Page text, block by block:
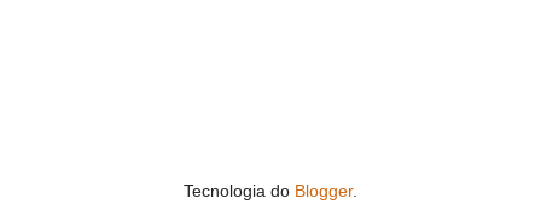
Tecnologia do Blogger.